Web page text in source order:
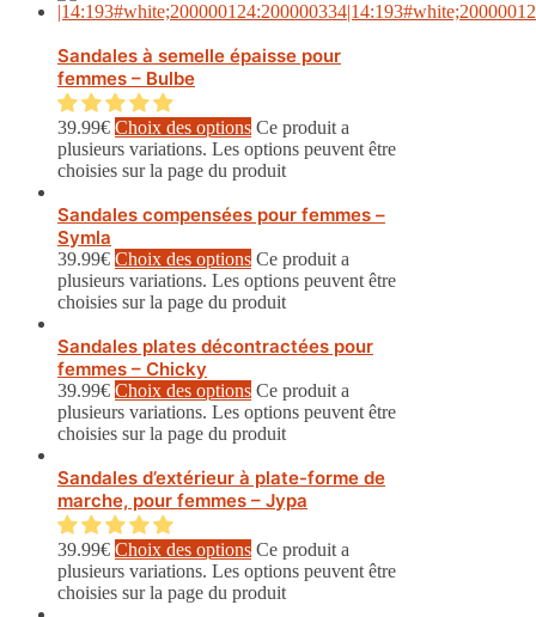
Sandales à semelle épaisse pour
femmes – Bulbe
39.99€ Choix des options Ce produit a
plusieurs variations. Les options peuvent être
choisies sur la page du produit
Sandales compensées pour femmes –
Symla
39.99€ Choix des options Ce produit a
plusieurs variations. Les options peuvent être
choisies sur la page du produit
Sandales plates décontractées pour
femmes – Chicky
39.99€ Choix des options Ce produit a
plusieurs variations. Les options peuvent être
choisies sur la page du produit
Sandales d’extérieur à plate-forme de
marche, pour femmes – Jypa
39.99€ Choix des options Ce produit a
plusieurs variations. Les options peuvent être
choisies sur la page du produit